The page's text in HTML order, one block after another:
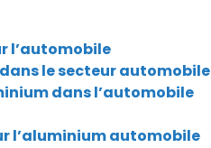
l’automobile
le secteur automobile
dans l’automobile
l’aluminium automobile